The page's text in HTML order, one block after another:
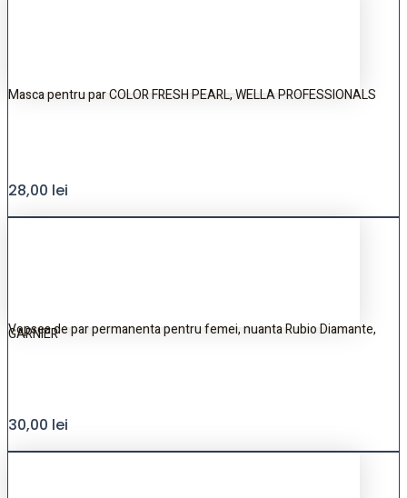
Masca pentru par COLOR FRESH PEARL, WELLA PROFESSIONALS
28,00 lei
Vopsea de par permanenta pentru femei, nuanta Rubio Diamante,
GARNIER
30,00 lei